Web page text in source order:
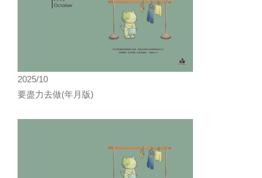
2025/10
要盡力去做(年月版)